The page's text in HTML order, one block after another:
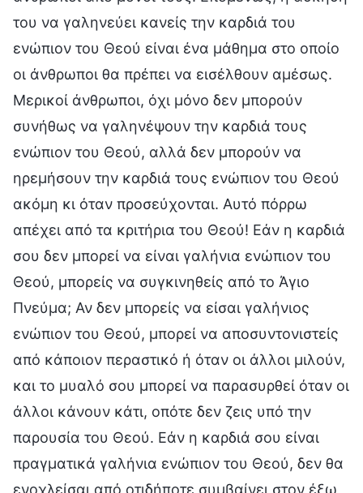
του να γαληνεύει κανείς την καρδιά του
ενώπιον του Θεού είναι ένα μάθημα στο οποίο
οι άνθρωποι θα πρέπει να εισέλθουν αμέσως.
Μερικοί άνθρωποι, όχι μόνο δεν μπορούν
συνήθως να γαληνέψουν την καρδιά τους
ενώπιον του Θεού, αλλά δεν μπορούν να
ηρεμήσουν την καρδιά τους ενώπιον του Θεού
ακόμη κι όταν προσεύχονται. Αυτό πόρρω
απέχει από τα κριτήρια του Θεού! Εάν η καρδιά
σου δεν μπορεί να είναι γαλήνια ενώπιον του
Θεού, μπορείς να συγκινηθείς από το Άγιο
Πνεύμα; Αν δεν μπορείς να είσαι γαλήνιος
ενώπιον του Θεού, μπορεί να αποσυντονιστείς
από κάποιον περαστικό ή όταν οι άλλοι μιλούν,
και το μυαλό σου μπορεί να παρασυρθεί όταν οι
άλλοι κάνουν κάτι, οπότε δεν ζεις υπό την
παρουσία του Θεού. Εάν η καρδιά σου είναι
πραγματικά γαλήνια ενώπιον του Θεού, δεν θα
ενοχλείσαι από οτιδήποτε συμβαίνει στον έξω